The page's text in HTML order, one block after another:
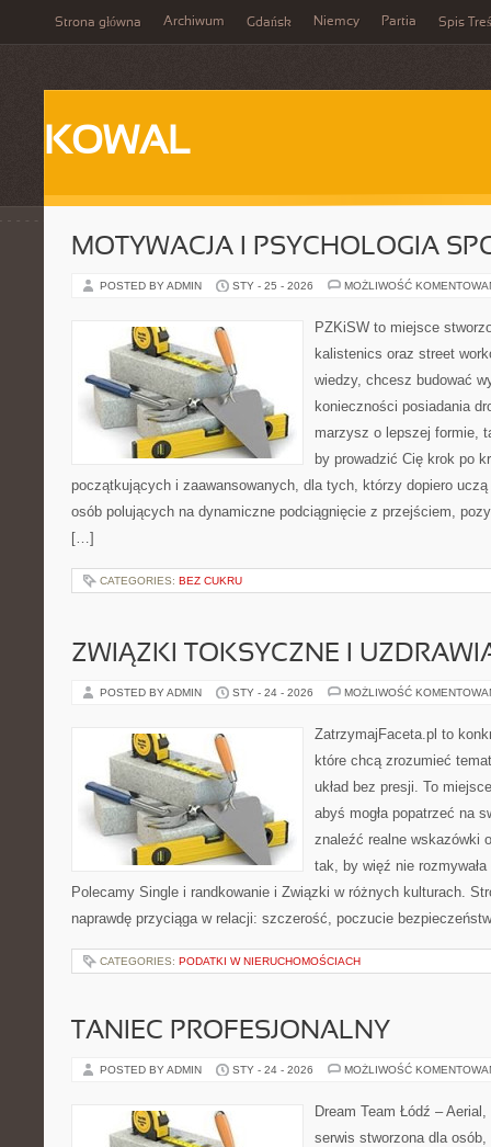
Strona główna Archiwum Gdańsk Niemcy Partia Spis
KOWAL
MOTYWACJA I PSYCHOLOGIA
POSTED BY ADMIN STY - 25 - 2026 MOŻLIWOŚĆ
PZKiSW to miejsce
kalistenics oraz street
wiedzy, chcesz budować
konieczności posiadania
marzysz o lepszej formie,
by prowadzić Cię krok po
początkujących i zaawansowanych, dla tych, którzy dopiero
osób polujących na dynamiczne podciągnięcie z przejściem,
[…]
CATEGORIES: BEZ CUKRU
ZWIĄZKI TOKSYCZNE I
POSTED BY ADMIN STY - 24 - 2026 MOŻLIWOŚĆ
ZatrzymajFaceta.pl to
które chcą zrozumieć
układ bez presji. To
abyś mogła popatrzeć na
znaleźć realne wskazówki
tak, by więź nie
Polecamy Single i randkowanie i Związki w różnych kulturach.
naprawdę przyciąga w relacji: szczerość, poczucie
CATEGORIES: PODATKI W NIERUCHOMOŚCIACH
TANIEC PROFESJONALNY
POSTED BY ADMIN STY - 24 - 2026 MOŻLIWOŚĆ
Dream Team Łódź –
serwis stworzona dla